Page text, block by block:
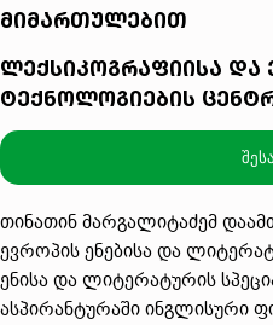
მიმართულებით
ლექსიკოგრაფიისა და
ტექნოლოგიების
თინათინ მარგალიტაძემ
ევროპის ენებისა და
ენისა და ლიტერატურის
ასპირანტურაში